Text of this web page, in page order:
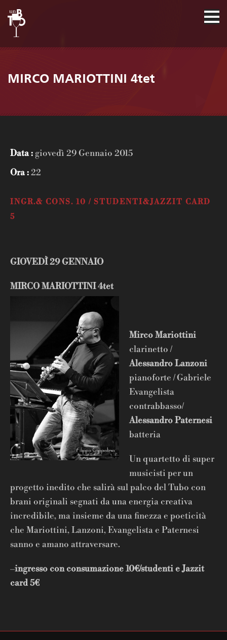
MIRCO MARIOTTINI 4tet
Data :giovedì 29 Gennaio 2015
Ora :22
INGR.& CONS. 10 / STUDENTI&JAZZIT CARD
5
GIOVEDÌ 29 GENNAIO
MIRCO MARIOTTINI 4tet
Mirco Mariottini
clarinetto /
Alessandro Lanzoni
pianoforte / Gabriele
Evangelista
contrabbasso/
Alessandro Paternesi
batteria
Un quartetto di super
musicisti per un
progetto inedito che salirà sul palco del Tubo con
brani originali segnati da una energia creativa
incredibile, ma insieme da una finezza e poeticità
che Mariottini, Lanzoni, Evangelista e Paternesi
sanno e amano attraversare.
–ingresso con consumazione 10€/studenti e Jazzit
card 5€